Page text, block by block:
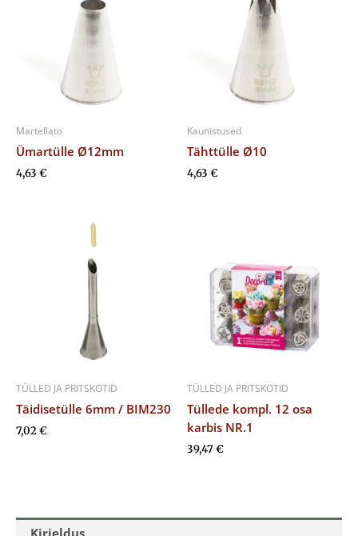
Kirjeldus
Martellato
Ümartülle Ø12mm
4,63 €
Kaunistused
Tähttülle Ø10
4,63 €
TÜLLED JA PRITSKOTID
Täidisetülle 6mm / BIM230
7,02€
TÜLLED JA PRITSKOTID
Tüllede kompl. 12 osa
karbis NR.1
39,47€